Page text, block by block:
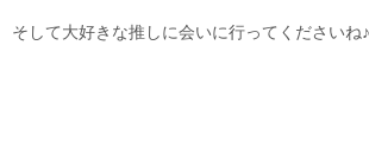
そして大好きな推しに会いに行ってくださいね♪